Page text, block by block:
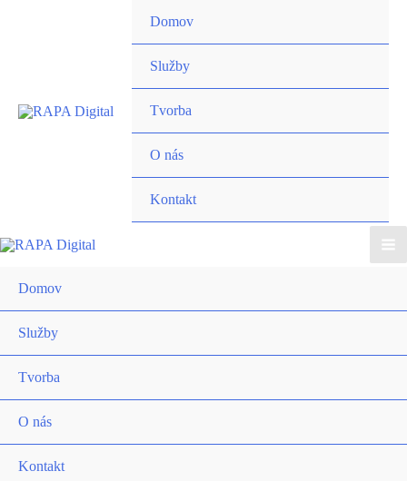
Domov
Služby
Tvorba
O nás
Kontakt
Domov
Služby
Tvorba
O nás
Kontakt